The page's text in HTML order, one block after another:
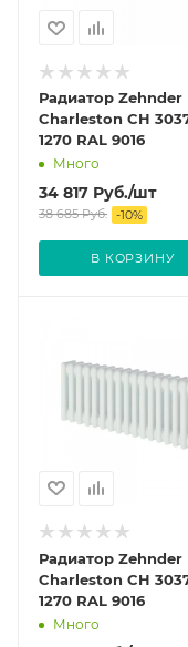
Радиатор Zehnder
Charleston CH
1270 RAL 9016
Много
34 817 Руб./шт
38 685Руб. -10%
В КОРЗИНУ
Радиатор Zehnder
Charleston CH
1270 RAL 9016
Много